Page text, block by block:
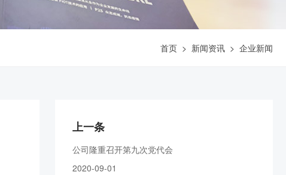
首页 > 新闻资讯 > 企业新闻
上一条
公司隆重召开第九次党代会
2020-09-01